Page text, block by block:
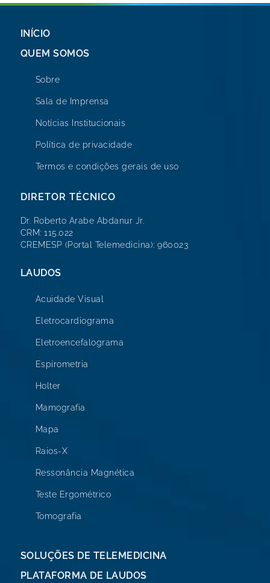
INÍCIO
QUEM SOMOS
Sobre
Sala de Imprensa
Notícias Institucionais
Política de privacidade
Termos e condições gerais de uso
DIRETOR TÉCNICO
Dr. Roberto Arabe Abdanur Jr.
CRM: 115.022
CREMESP (Portal Telemedicina): 960023
LAUDOS
Acuidade Visual
Eletrocardiograma
Eletroencefalograma
Espirometria
Holter
Mamografia
Mapa
Raios-X
Ressonância Magnética
Teste Ergométrico
Tomografia
SOLUÇÕES DE TELEMEDICINA
PLATAFORMA DE LAUDOS